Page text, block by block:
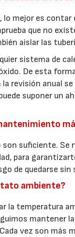
lo mejor es
que no
aislar las
sistema de
De esta
la revisión anual
suponer un
suficiente. Se
para
de quedarse
ambiente?
la temperatura
mantener
vez son